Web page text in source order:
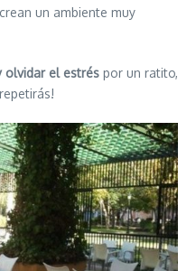
un ambiente muy
olvidar el estrés por un ratito,